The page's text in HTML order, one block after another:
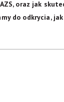
oraz jak
do odkrycia,